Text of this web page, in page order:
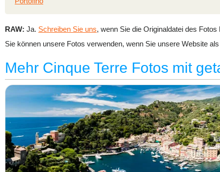
RAW: Ja. Schreiben Sie uns, wenn Sie die Originaldatei des Fotos
Sie können unsere Fotos verwenden, wenn Sie unsere Website
Mehr Cinque Terre Fotos mit